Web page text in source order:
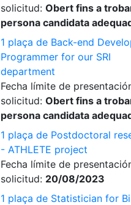
solicitud: Obert fins a
persona candidata
1 plaça de Back-end
Programmer for our SRI
department
Fecha límite de
solicitud: Obert fins a
persona candidata
1 plaça de Postdoctoral
- ATHLETE project
Fecha límite de
solicitud: 20/08/2023
1 plaça de Statistician for